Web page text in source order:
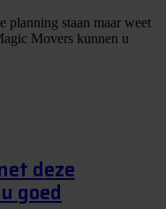
planning staan maar weet
Movers kunnen u
deze
goed